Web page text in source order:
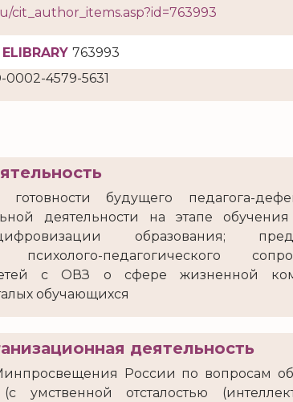
cit_author_items.asp?id=763993
763993
4579-5631
готовности будущего педагога-
деятельности на этапе
образования;
психолого-педагогического
с ОВЗ о сфере жизненной
обучающихся
деятельность
России по вопросам
отсталостью